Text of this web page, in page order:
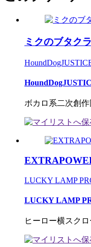
ミクのブタク
ボカロ系二次創
LUCKY LAMP
LUCKY LAMP
ヒーロー横スク